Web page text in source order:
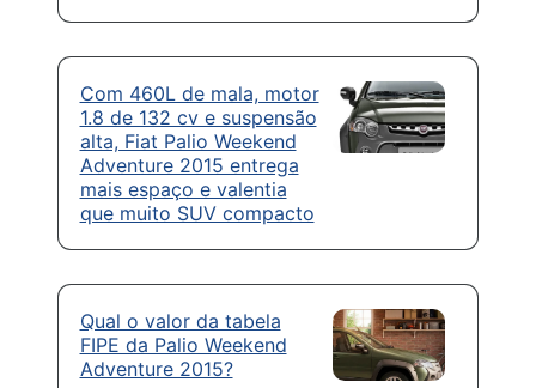
Com 460L de mala, motor
1.8 de 132 cv e suspensão
alta, Fiat Palio Weekend
Adventure 2015 entrega
mais espaço e valentia
que muito SUV compacto
Qual o valor da tabela
FIPE da Palio Weekend
Adventure 2015?